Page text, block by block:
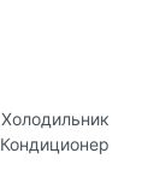
Холодильник
Кондиционер